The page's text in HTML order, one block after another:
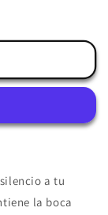
a tu
la boca